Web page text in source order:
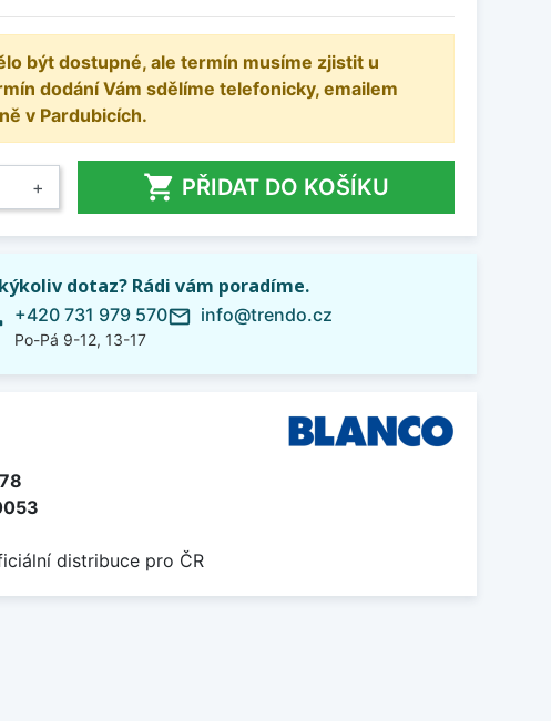
být dostupné, ale termín musíme zjistit u
dodání Vám sdělíme telefonicky, emailem
v Pardubicích.
+  PŘIDAT DO KOŠÍKU
dotaz? Rádi vám poradíme.
+420 731 979 570
Po-Pá 9-12, 13-17
mail_outline info@trendo.cz
distribuce pro ČR